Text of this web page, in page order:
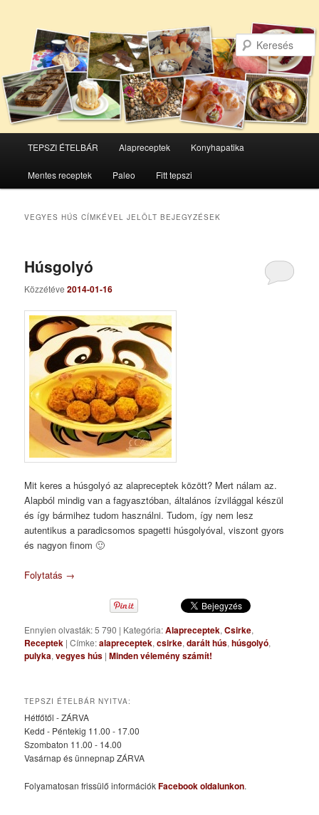
Tovább
az
elsődleges
Tovább
a
másodlagos
TEPSZI ÉTELBÁR Alapreceptek Konyhapatika
Mentes receptek Paleo Fitt tepszi
VEGYES HÚS CÍMKÉVEL JELÖLT BEJEGYZÉSEK
Húsgolyó
Közzétéve2014-01-16
Mit keres a húsgolyó az alapreceptek között? Mert nálam az.
Alapból mindig van a fagyasztóban, általános ízvilággal készül
és így bármihez tudom használni. Tudom, így nem lesz
autentikus a paradicsomos spagetti húsgolyóval, viszont gyors
és nagyon finom 🙂
Folytatás →
Ennyien olvasták: 5 790 | Kategória:Alapreceptek,Csirke,
Receptek |Címke:alapreceptek,csirke,darált hús,húsgolyó,
pulyka,vegyes hús |Minden vélemény számít!
TEPSZI ÉTELBÁR NYITVA:
Hétfőtől - ZÁRVA
Kedd - Péntekig 11.00 - 17.00
Szombaton 11.00 - 14.00
Vasárnap és ünnepnap ZÁRVA
Folyamatosan frissülő információkFacebook oldalunkon.